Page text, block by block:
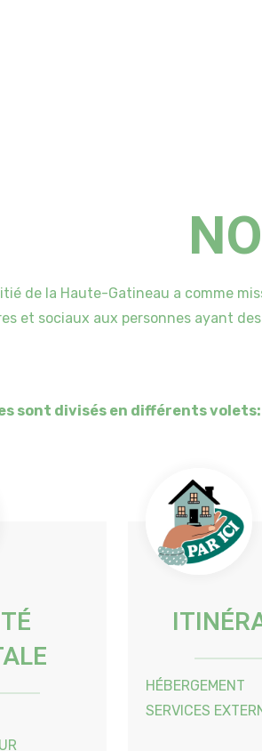
de la Haute-Gatineau a comme
et sociaux aux personnes ayant
sont divisés en différents
HÉBERGEMENT
SERVICES